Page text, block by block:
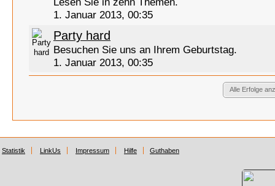
1. Januar 2013, 00:35
Party hard
Besuchen Sie uns an Ihrem Geburtstag.
1. Januar 2013, 00:35
Alle Erfolge
Statistik LinkUs Impressum Hilfe Guthaben